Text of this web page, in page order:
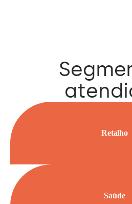
Retalho
Saúde